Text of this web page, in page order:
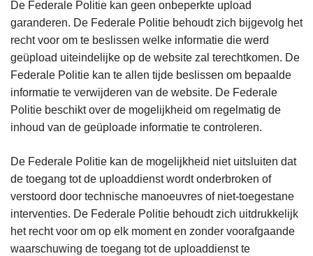
De Federale Politie kan geen onbeperkte upload
garanderen. De Federale Politie behoudt zich bijgevolg het
recht voor om te beslissen welke informatie die werd
geüpload uiteindelijke op de website zal terechtkomen. De
Federale Politie kan te allen tijde beslissen om bepaalde
informatie te verwijderen van de website. De Federale
Politie beschikt over de mogelijkheid om regelmatig de
inhoud van de geüploade informatie te controleren.
De Federale Politie kan de mogelijkheid niet uitsluiten dat
de toegang tot de uploaddienst wordt onderbroken of
verstoord door technische manoeuvres of niet-toegestane
interventies. De Federale Politie behoudt zich uitdrukkelijk
het recht voor om op elk moment en zonder voorafgaande
waarschuwing de toegang tot de uploaddienst te